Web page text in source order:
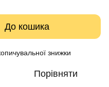
До кошика
знижки
Порівняти